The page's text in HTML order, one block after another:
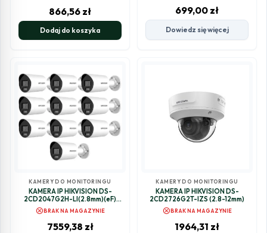
866,56 zł
Dodaj do koszyka
699,00 zł
Dowiedz się więcej
KAMERY DO MONITORINGU
KAMERA IP HIKVISION DS-
2CD2047G2H-LI(2.8mm)(eF)
Opakowanie zbiorcze 10szt.
cancelBRAK NA MAGAZYNIE
7559,38 zł
KAMERY DO MONITORINGU
KAMERA IP HIKVISION DS-
2CD2726G2T-IZS (2.8-12mm)
cancelBRAK NA MAGAZYNIE
1964,31 zł